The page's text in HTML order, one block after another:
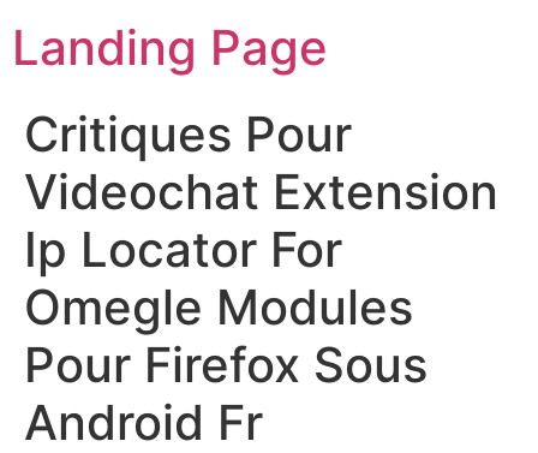
Landing Page
Critiques Pour
Videochat Extension
Ip Locator For
Omegle Modules
Pour Firefox Sous
Android Fr